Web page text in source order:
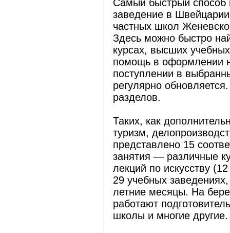
Самый быстрый способ
заведение в
частных школ
Здесь можно быстро
курсах, высших
помощь в оформлении
поступлении в
регулярно
разделов.
Таких, как
туризм,
представлено 15
занятия — различные
лекций по искусству
29 учебных
летние месяцы. На
работают
школы и многие другие.